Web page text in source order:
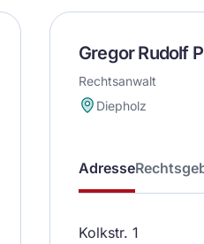
Gregor Rudolf
Rechtsanwalt
Diepholz
Adresse
Kolkstr. 1